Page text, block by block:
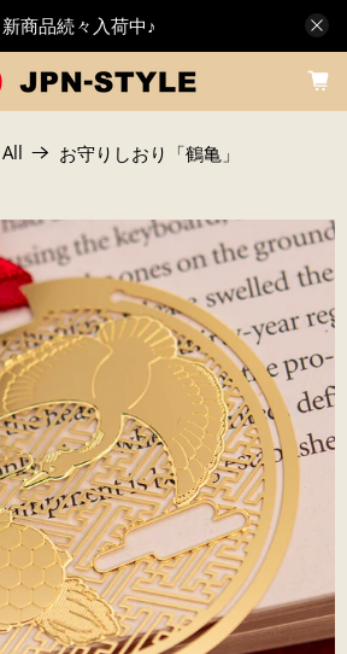
新商品続々入荷中♪
All お守りしおり「鶴亀」